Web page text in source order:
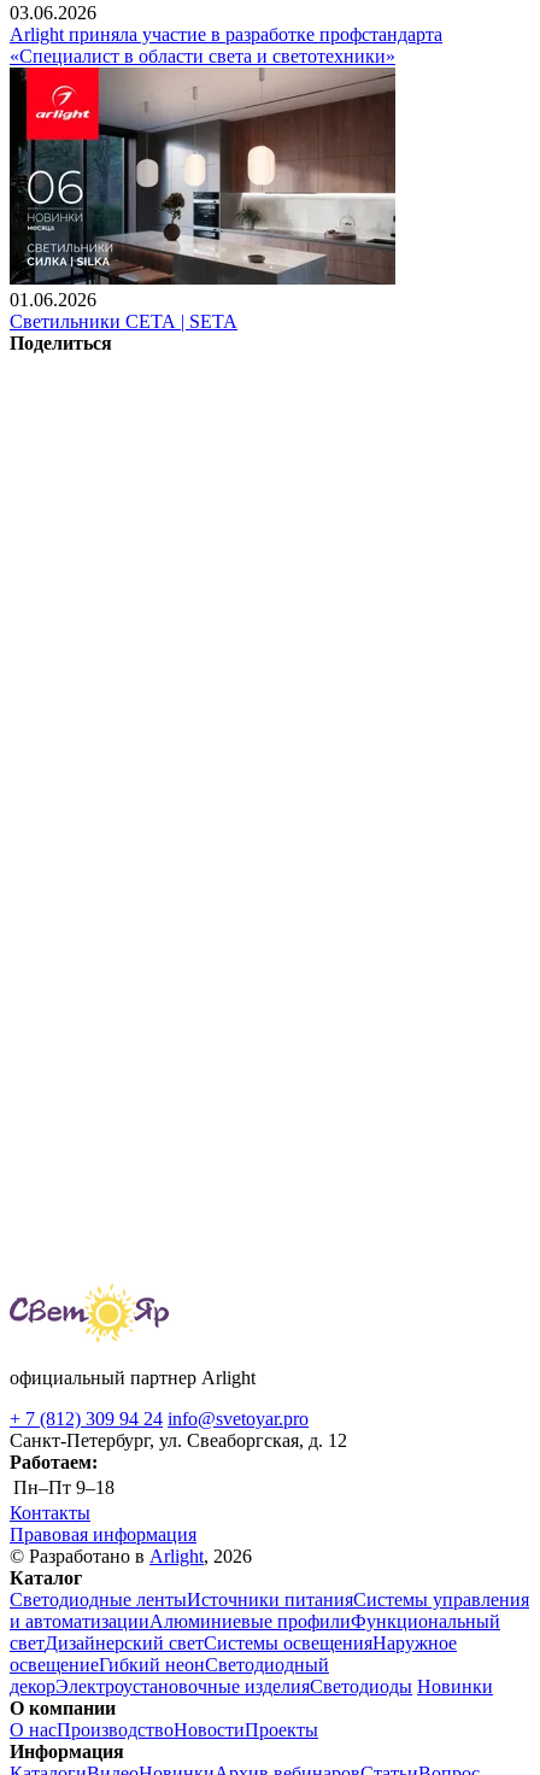
03.06.2026
Arlight приняла участие в разработке профстандарта
«Специалист в области света и светотехники»
01.06.2026
Светильники СЕТА | SETA
Поделиться
официальный партнер Arlight
+ 7 (812) 309 94 24 info@svetoyar.pro
Санкт-Петербург, ул. Свеаборгская, д. 12
Работаем:
Пн–Пт 9–18
Контакты
Правовая информация
© Разработано в Arlight, 2026
Каталог
Светодиодные лентыИсточники питанияСистемы управления
и автоматизацииАлюминиевые профилиФункциональный
светДизайнерский светСистемы освещенияНаружное
освещениеГибкий неонСветодиодный
декорЭлектроустановочные изделияСветодиоды Новинки
О компании
О насПроизводствоНовостиПроекты
Информация